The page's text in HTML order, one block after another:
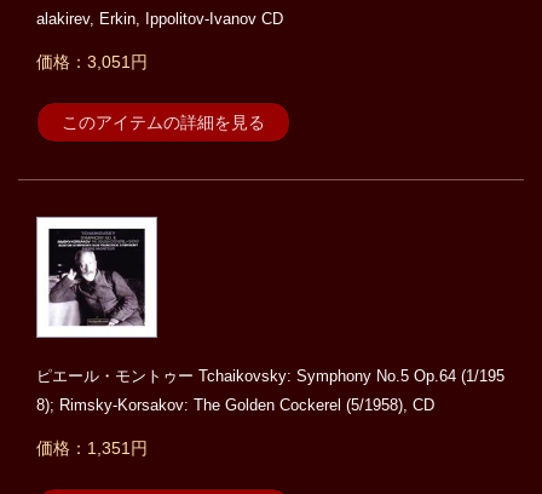
alakirev, Erkin, Ippolitov-Ivanov CD
価格：3,051円
このアイテムの詳細を見る
ピエール・モントゥー Tchaikovsky: Symphony No.5 Op.64 (1/195
8); Rimsky-Korsakov: The Golden Cockerel (5/1958), CD
価格：1,351円